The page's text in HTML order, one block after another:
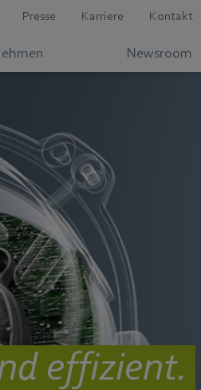
Presse Karriere Kontakt
Newsroom
effizient.